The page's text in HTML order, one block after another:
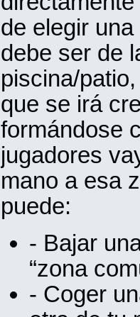
de elegir
debe ser de
piscina/
que se irá
formándose
jugadores
mano a esa
puede:
- Bajar
“zona
- Coger